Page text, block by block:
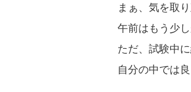
まぁ、気を取
午前はもう少
ただ、試験中
自分の中では